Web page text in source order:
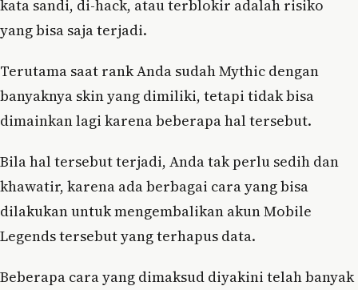
kata sandi, di-hack, atau terblokir adalah risiko
yang bisa saja terjadi.
Terutama saat rank Anda sudah Mythic dengan
banyaknya skin yang dimiliki, tetapi tidak bisa
dimainkan lagi karena beberapa hal tersebut.
Bila hal tersebut terjadi, Anda tak perlu sedih dan
khawatir, karena ada berbagai cara yang bisa
dilakukan untuk mengembalikan akun Mobile
Legends tersebut yang terhapus data.
Beberapa cara yang dimaksud diyakini telah banyak